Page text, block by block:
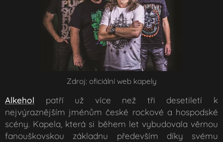
Zdroj: oficiální web kapely
Alkehol patří už více než tři desetiletí k
nejvýraznějším jménům české rockové a hospodské
scény. Kapela, která si během let vybudovala věrnou
fanouškovskou základnu především díky svému